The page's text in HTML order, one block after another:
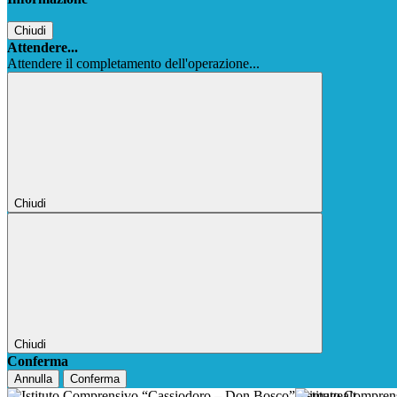
Chiudi
Attendere...
Attendere il completamento dell'operazione...
Chiudi
Chiudi
Conferma
Annulla Conferma